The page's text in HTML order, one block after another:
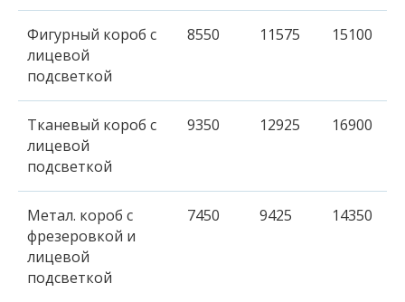
Фигурный короб с
лицевой
подсветкой
8550 11575 15100
Тканевый короб с
лицевой
подсветкой
9350 12925 16900
Метал. короб с
фрезеровкой и
лицевой
подсветкой
7450 9425 14350